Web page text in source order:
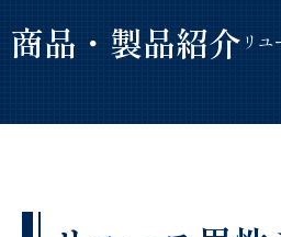
商品・製品紹介 リ